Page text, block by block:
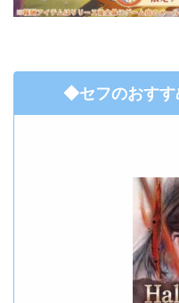
◆セフのおす